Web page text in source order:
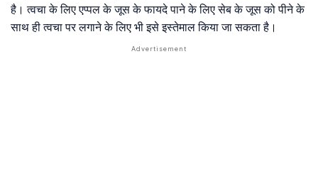
है। त्वचा के लिए एप्पल के जूस के फायदे पाने के लिए सेब के जूस को पीने के
साथ ही त्वचा पर लगाने के लिए भी इसे इस्तेमाल किया जा सकता है।